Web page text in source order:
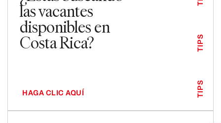
las vacantes
disponibles en
Costa Rica?
HAGA CLIC AQUÍ TIPS
TIPS